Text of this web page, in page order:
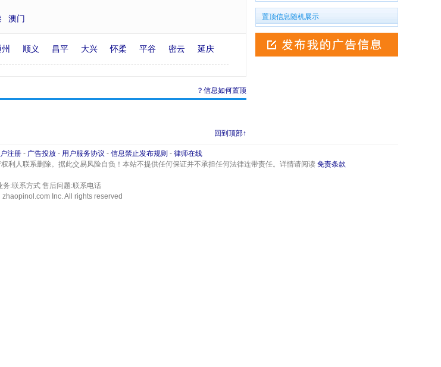
澳门
顺义 昌平 大兴 怀柔 平谷 密云 延庆
？信息如何置顶
回到顶部↑
置顶信息随机展示
注册 - 广告投放 - 用户服务协议 - 信息禁止发布规则 - 律师在线
利人联系删除。据此交易风险自负！本站不提供任何保证并不承担任何法律连带责任。详情请阅读 免责条款
务:联系方式 售后问题:联系电话
Inc. All rights reserved